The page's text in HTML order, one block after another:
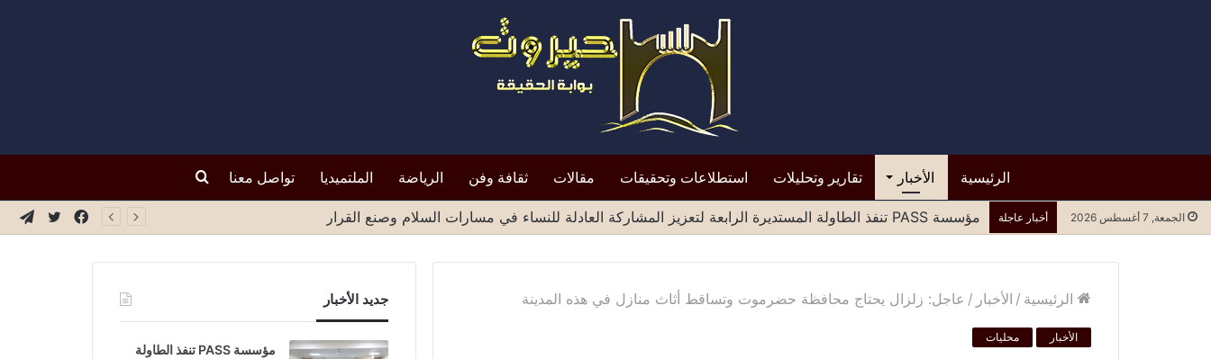
الرئيسية الأخبار تقارير وتحليلات استطلاعات وتحقيقات مقالات ثقافة وفن الرياضة الملتميديا تواصل معنا بحث
الجمعة, 7 أغسطس 2026 أخبار عاجلة مؤسسة PASS تنفذ الطاولة المستديرة الرابعة لتعزيز المشاركة العادلة للنساء في مسارات السلام وصنع القرار تويتر
فيسبوك
الرئيسية / الأخبار / عاجل: زلزال يحتاج محافظة حضرموت وتساقط أثاث منازل في هذه المدينة
الأخبار محليات
جديد الأخبار
مؤسسة PASS تنفذ الطاولة